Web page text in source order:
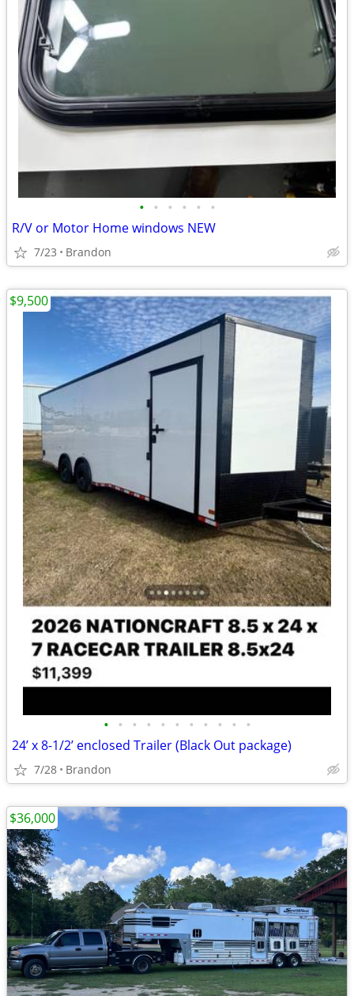
• • • • • •
R/V or Motor Home windows NEW
7/23 Brandon
• • • • • • • • • • •
24’ x 8-1/2’ enclosed Trailer (Black Out package)
7/28 Brandon
$9,500
$36,000